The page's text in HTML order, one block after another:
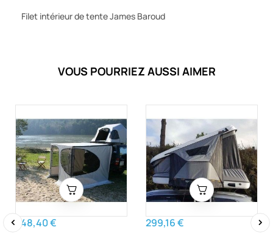
Filet intérieur de tente James Baroud
VOUS POURRIEZ AUSSI AIMER
548,40 € 299,16 €